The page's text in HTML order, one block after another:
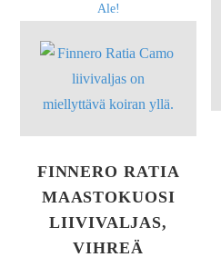
Ale!
FINNERO RATIA
MAASTOKUOSI
LIIVIVALJAS,
VIHREÄ